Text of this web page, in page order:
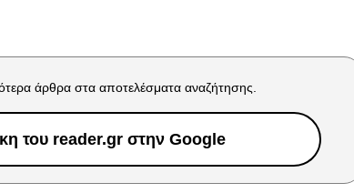
άρθρα στα αποτελέσματα αναζήτησης.
του reader.gr στην Google